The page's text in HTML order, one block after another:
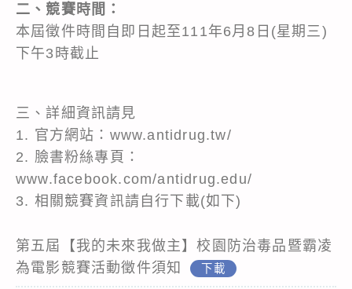
二、競賽時間：
本屆徵件時間自即日起至111年6月8日(星期三)
下午3時截止
三、詳細資訊請見
1. 官方網站： www.antidrug.tw/
2. 臉書粉絲專頁：
www.facebook.com/antidrug.edu/
3. 相關競賽資訊請自行下載(如下)
第五屆【我的未來我做主】校園防治毒品暨霸凌
為電影競賽活動徵件須知
下載